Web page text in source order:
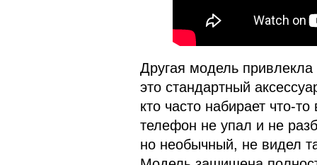
Другая модель
это стандартный
кто часто набирает что-
телефон не упал и не
но необычный, не видел